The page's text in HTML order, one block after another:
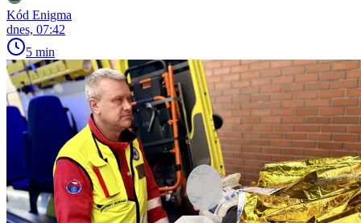
Kód Enigma
dnes, 07:42
5 min